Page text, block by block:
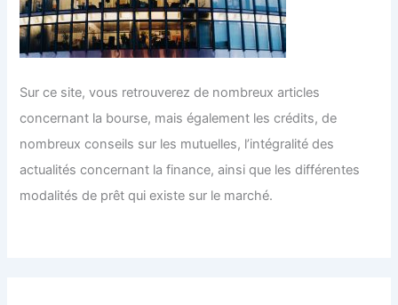
Sur ce site, vous retrouverez de nombreux articles
concernant la bourse, mais également les crédits, de
nombreux conseils sur les mutuelles, l’intégralité des
actualités concernant la finance, ainsi que les différentes
modalités de prêt qui existe sur le marché.